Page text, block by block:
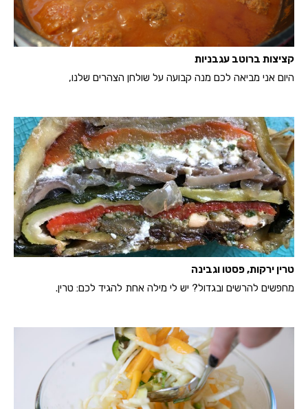
קציצות ברוטב עגבניות
היום אני מביאה לכם מנה קבועה על שולחן הצהרים שלנו,
טרין ירקות, פסטו וגבינה
מחפשים להרשים ובגדול? יש לי מילה אחת להגיד לכם: טרין.